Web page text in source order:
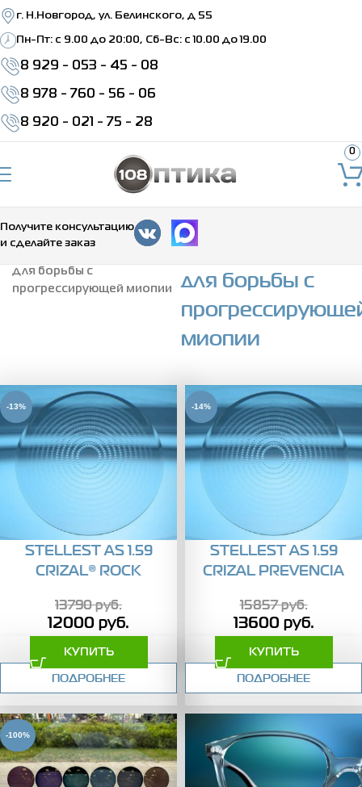
г. Н.Новгород, ул. Белинского, д 55
Пн-Пт: c 9.00 до 20:00, Сб-Вс: с 10.00 до 19.00
8 929 - 053 - 45 - 08
8 978 - 760 - 56 - 06
8 920 - 021 - 75 - 28
0
Получите консультацию
и сделайте заказ
для борьбы с
прогрессирующей миопии
Очковые линзы
для борьбы с
миопии
-13%
STELLEST AS 1.59
CRIZAL® ROCK
13790руб.
12000 руб.
КУПИТЬ
ПОДРОБНЕЕ
-14%
STELLEST AS 1.59
CRIZAL PREVENCIA
15857руб.
13600 руб.
КУПИТЬ
ПОДРОБНЕЕ
-100%